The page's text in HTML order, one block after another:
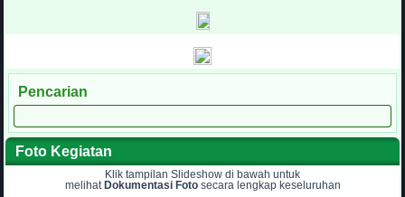
Pencarian
Foto Kegiatan
Klik tampilan Slideshow di bawah untuk
melihat Dokumentasi Fotosecara lengkap keseluruhan